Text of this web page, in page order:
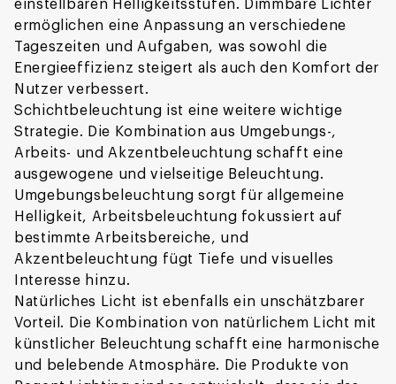
einstellbaren Helligkeitsstufen. Dimmbare Lichter
ermöglichen eine Anpassung an verschiedene
Tageszeiten und Aufgaben, was sowohl die
Energieeffizienz steigert als auch den Komfort der
Nutzer verbessert.
Schichtbeleuchtung ist eine weitere wichtige
Strategie. Die Kombination aus Umgebungs-,
Arbeits- und Akzentbeleuchtung schafft eine
ausgewogene und vielseitige Beleuchtung.
Umgebungsbeleuchtung sorgt für allgemeine
Helligkeit, Arbeitsbeleuchtung fokussiert auf
bestimmte Arbeitsbereiche, und
Akzentbeleuchtung fügt Tiefe und visuelles
Interesse hinzu.
Natürliches Licht ist ebenfalls ein unschätzbarer
Vorteil. Die Kombination von natürlichem Licht mit
künstlicher Beleuchtung schafft eine harmonische
und belebende Atmosphäre. Die Produkte von